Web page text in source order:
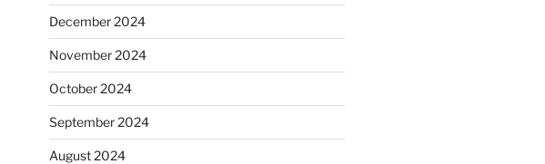
December 2024
November 2024
October 2024
September 2024
August 2024